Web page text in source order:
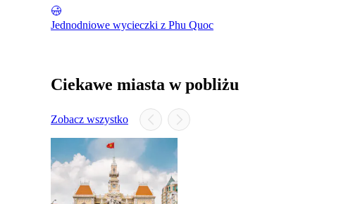
Jednodniowe wycieczki z Phu Quoc
Ciekawe miasta w pobliżu
Zobacz wszystko